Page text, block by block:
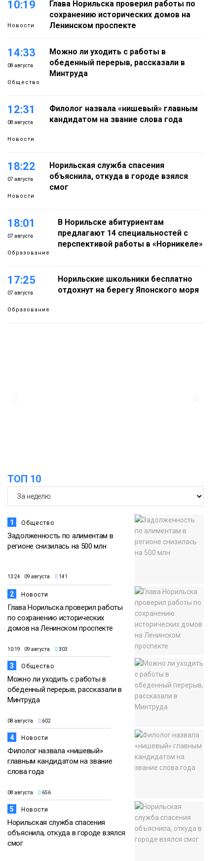
10:19
Новости
Глава Норильска проверил работы по
сохранению исторических домов на
Ленинском проспекте
14:33
08 августа
Общество
Можно ли уходить с работы в
обеденный перерыв, рассказали в
Минтруда
12:31
08 августа
Новости
Филолог назвала «нишевый» главным
кандидатом на звание слова года
18:22
07 августа
Новости
Норильская служба спасения
объяснила, откуда в городе взялся
смог
18:01
07 августа
Образование
В Норильске абитуриентам
предлагают 14 специальностей с
перспективой работы в «Норникеле»
17:25
07 августа
Образование
Норильские школьники бесплатно
отдохнут на берегу Японского моря
Спорт
ТОП 10
1 Общество
Задолженность по алиментам в
регионе снизилась на 500 млн
13:24 09 августа 141
2 Новости
Глава Норильска проверил работы
по сохранению исторических
домов на Ленинском проспекте
10:19 09 августа 303
3 Общество
Можно ли уходить с работы в
обеденный перерыв, рассказали в
Минтруда
08 августа 602
4 Новости
Филолог назвала «нишевый»
главным кандидатом на звание
слова года
08 августа 656
5 Новости
Норильская служба спасения
объяснила, откуда в городе взялся
смог